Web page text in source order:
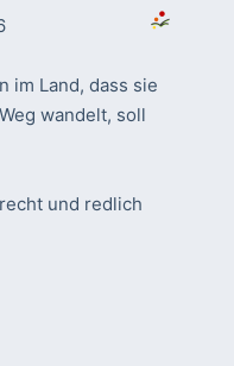
im Land, dass sie
wandelt, soll
und redlich